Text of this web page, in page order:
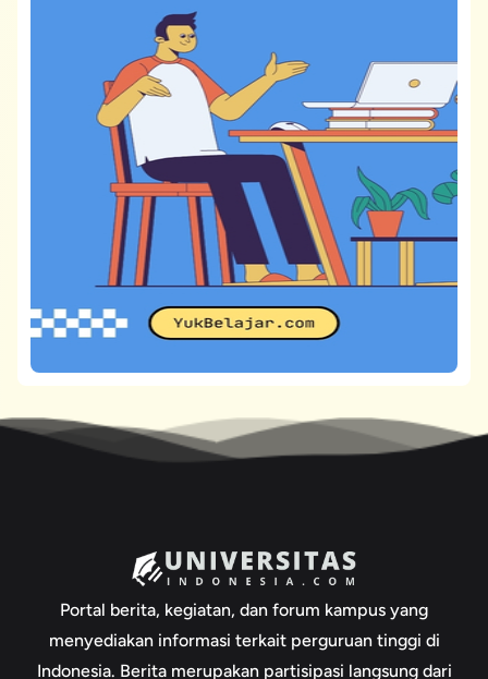
Portal berita, kegiatan, dan forum kampus yang
menyediakan informasi terkait perguruan tinggi di
Indonesia. Berita merupakan partisipasi langsung dari